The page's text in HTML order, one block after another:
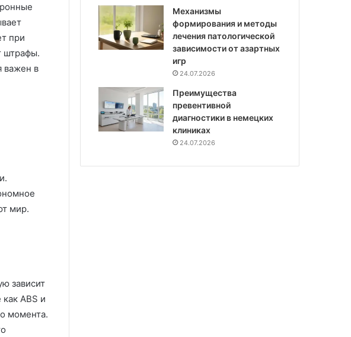
при
штрафы.
важен в
мир.
зависит
ABS и
момента.
Механизмы
формирования и методы
лечения патологической
зависимости от азартных
игр
24.07.2026
Преимущества
превентивной
диагностики в немецких
клиниках
24.07.2026